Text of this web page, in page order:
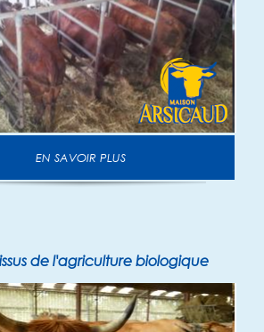
EN SAVOIR PLUS
de l'agriculture biologique